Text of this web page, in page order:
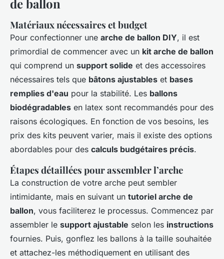
de ballon
Matériaux nécessaires et budget
Pour confectionner une arche de ballon DIY, il est
primordial de commencer avec un kit arche de ballon
qui comprend un support solide et des accessoires
nécessaires tels que bâtons ajustables et bases
remplies d'eau pour la stabilité. Les ballons
biodégradables en latex sont recommandés pour des
raisons écologiques. En fonction de vos besoins, les
prix des kits peuvent varier, mais il existe des options
abordables pour des calculs budgétaires précis.
Étapes détaillées pour assembler l’arche
La construction de votre arche peut sembler
intimidante, mais en suivant un tutoriel arche de
ballon, vous faciliterez le processus. Commencez par
assembler le support ajustable selon les instructions
fournies. Puis, gonflez les ballons à la taille souhaitée
et attachez-les méthodiquement en utilisant des